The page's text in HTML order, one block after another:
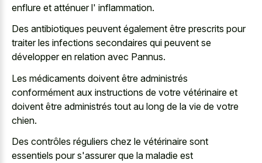
enflure et atténuer l' inflammation.
Des antibiotiques peuvent également être prescrits pour
traiter les infections secondaires qui peuvent se
développer en relation avec Pannus.
Les médicaments doivent être administrés
conformément aux instructions de votre vétérinaire et
doivent être administrés tout au long de la vie de votre
chien.
Des contrôles réguliers chez le vétérinaire sont
essentiels pour s'assurer que la maladie est